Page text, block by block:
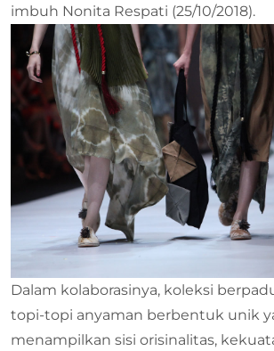
imbuh Nonita Respati (25/10/2018).
Dalam kolaborasinya, koleksi
topi-topi anyaman berbentuk unik
menampilkan sisi orisinalitas,